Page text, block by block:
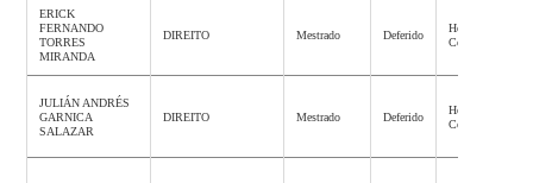
ERICK
FERNANDO
TORRES
MIRANDA
DIREITO Mestrado Deferido
Homologação
Concluída
JULIÁN ANDRÉS
GARNICA
SALAZAR
DIREITO Mestrado Deferido
Homologação
Concluída